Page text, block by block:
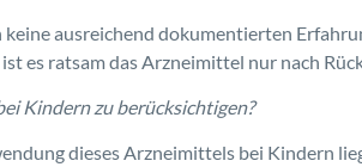
keine ausreichend dokumentierten
es ratsam das Arzneimittel nur nach
Kindern zu berücksichtigen?
dieses Arzneimittels bei Kindern